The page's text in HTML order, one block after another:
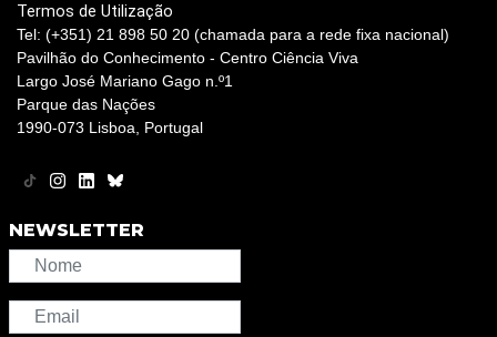
Termos de Utilização
Tel: (+351) 21 898 50 20 (chamada para a rede fixa nacional)
Pavilhão do Conhecimento - Centro Ciência Viva
Largo José Mariano Gago n.º1
Parque das Nações
1990-073 Lisboa, Portugal
NEWSLETTER